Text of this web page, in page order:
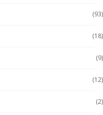
(93)
(18)
(9)
(12)
(2)